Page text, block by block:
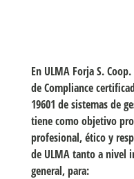
En ULMA Forja S.
de Compliance
19601 de sistemas de
tiene como objetivo
profesional, ético y
de ULMA tanto a nivel
general, para: